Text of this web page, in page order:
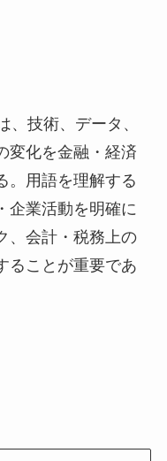
、技術、データ、
変化を金融・経済
。用語を理解する
企業活動を明確に
、会計・税務上の
ることが重要であ